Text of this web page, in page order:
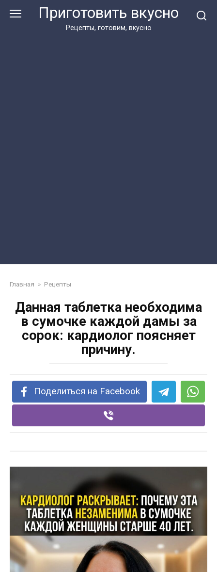
Приготовить вкусно
Рецепты, готовим, вкусно
Главная » Рецепты
Данная таблетка необходима
в сумочке каждой дамы за
сорок: кардиолог поясняет
причину.
Поделиться на Facebook